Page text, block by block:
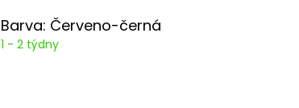
Barva: Červeno-černá
1 - 2 týdny